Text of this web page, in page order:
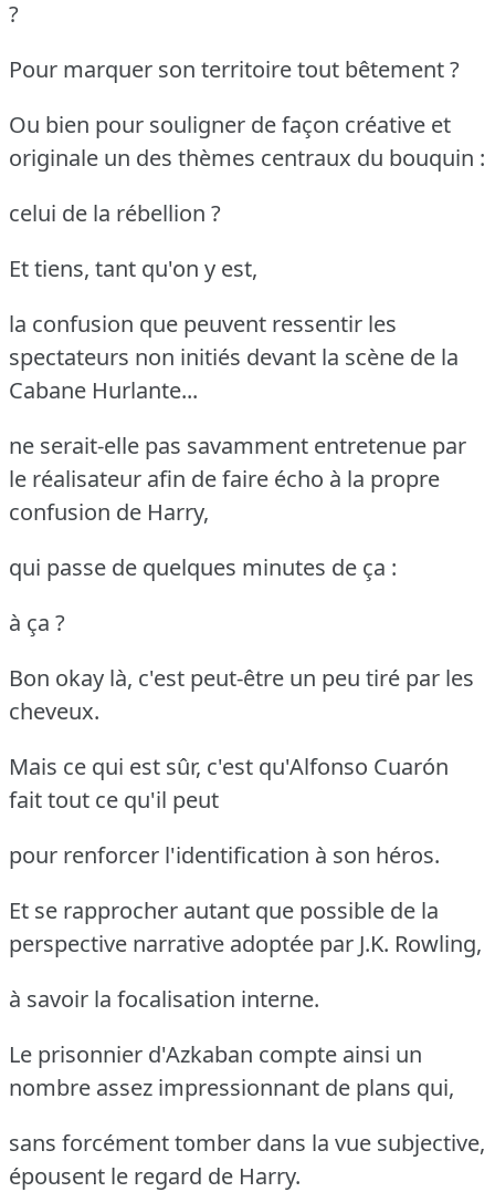
?
Pour marquer son territoire tout bêtement ?
Ou bien pour souligner de façon créative et
originale un des thèmes centraux du bouquin :
celui de la rébellion ?
Et tiens, tant qu'on y est,
la confusion que peuvent ressentir les
spectateurs non initiés devant la scène de la
Cabane Hurlante...
ne serait-elle pas savamment entretenue par
le réalisateur afin de faire écho à la propre
confusion de Harry,
qui passe de quelques minutes de ça :
à ça ?
Bon okay là, c'est peut-être un peu tiré par les
cheveux.
Mais ce qui est sûr, c'est qu'Alfonso Cuarón
fait tout ce qu'il peut
pour renforcer l'identification à son héros.
Et se rapprocher autant que possible de la
perspective narrative adoptée par J.K. Rowling,
à savoir la focalisation interne.
Le prisonnier d'Azkaban compte ainsi un
nombre assez impressionnant de plans qui,
sans forcément tomber dans la vue subjective,
épousent le regard de Harry.